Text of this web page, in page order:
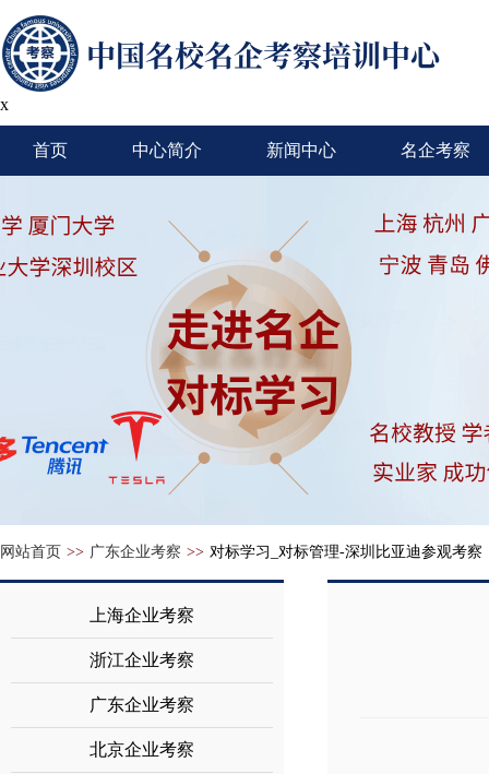
x
首页 中心简介 新闻中心 名企考察
网站首页 >> 广东企业考察 >> 对标学习_对标管理-深圳比亚迪参观考察
上海企业考察
浙江企业考察
广东企业考察
北京企业考察